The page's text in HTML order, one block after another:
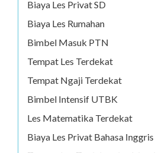
Biaya Les Privat SD
Biaya Les Rumahan
Bimbel Masuk PTN
Tempat Les Terdekat
Tempat Ngaji Terdekat
Bimbel Intensif UTBK
Les Matematika Terdekat
Biaya Les Privat Bahasa Inggris